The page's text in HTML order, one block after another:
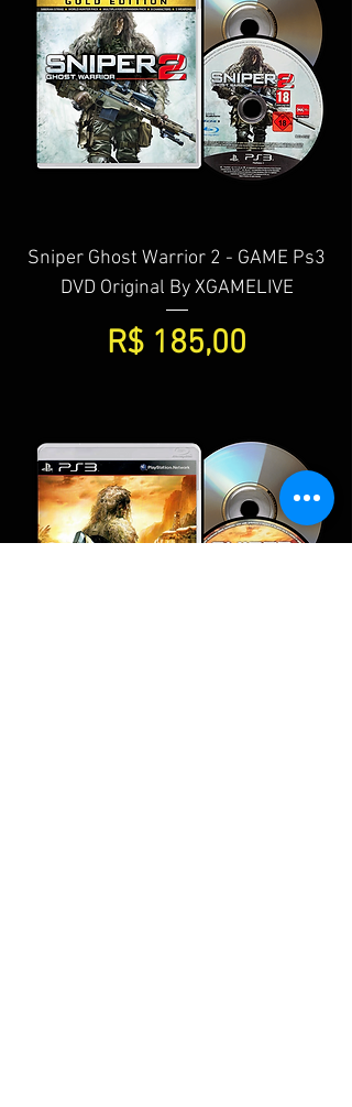
Sniper Ghost Warrior 2 - GAME Ps3
DVD Original By XGAMELIVE
Preço
R$ 185,00